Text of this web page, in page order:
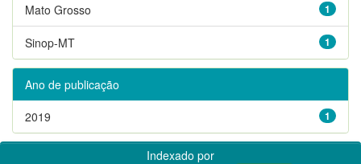
1
Mato Grosso
1
Sinop-MT
Ano de publicação
1
2019
Indexado por